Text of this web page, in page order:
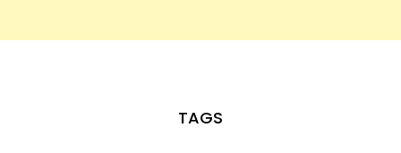
TAGS